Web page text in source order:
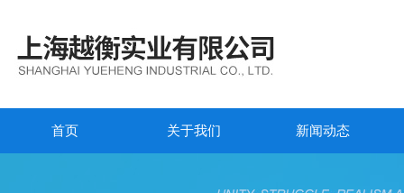
首页 关于我们 新闻动态